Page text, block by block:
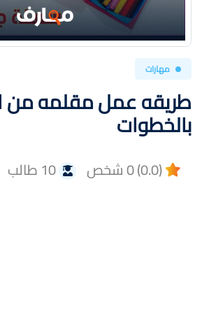
مهارات
طريقه عمل مقلمه من
بالخطوات
(0.0) 0 شخص 10 طالب